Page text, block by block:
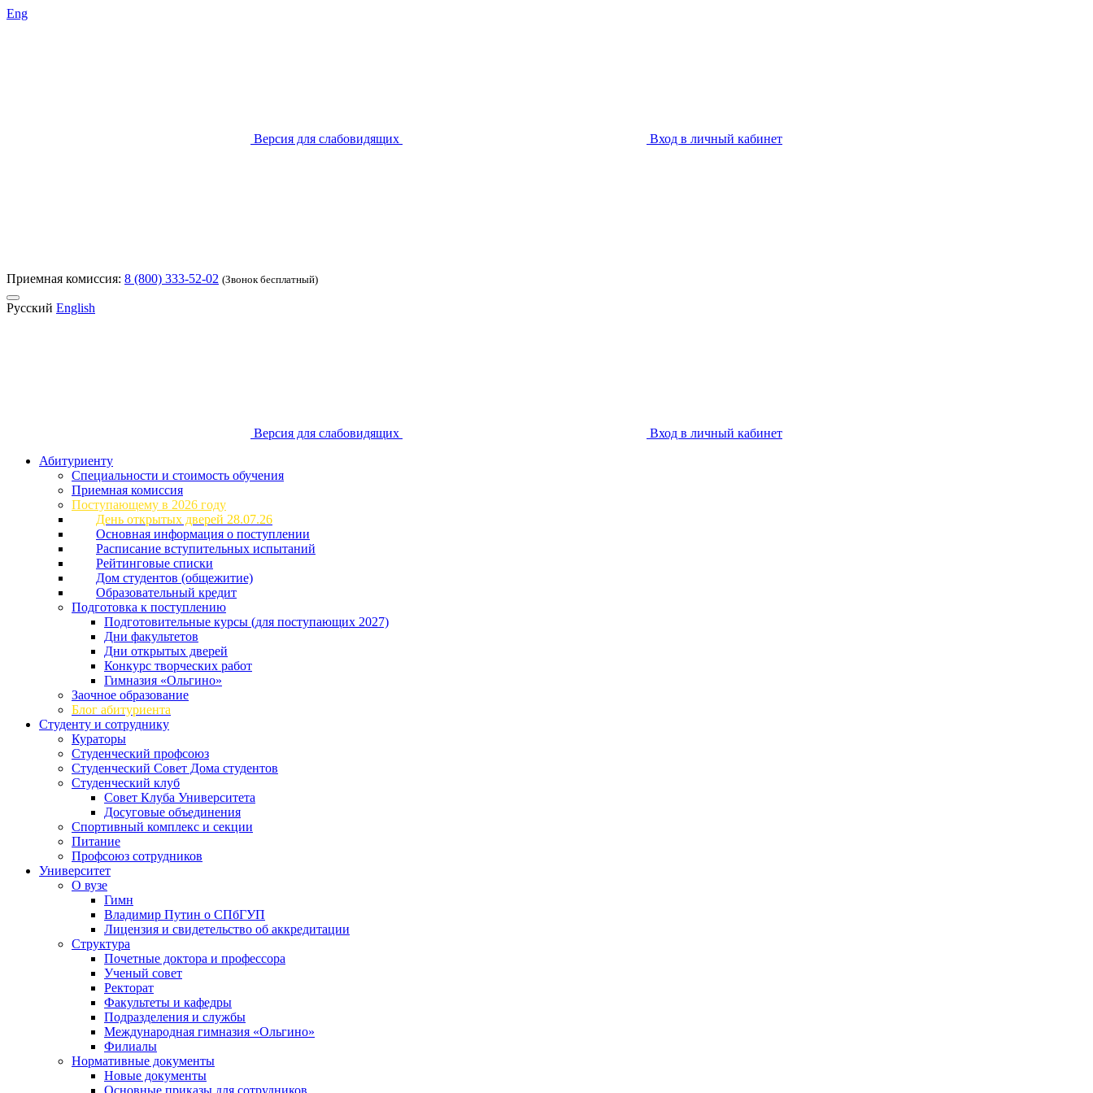
Eng
Версия для слабовидящих Вход в личный кабинет
Приемная комиссия: 8 (800) 333-52-02 (Звонок бесплатный)
Русский English
Версия для слабовидящих
Вход в личный кабинет
Абитуриенту
Специальности и стоимость обучения
Приемная комиссия
Поступающему в 2026 году
День открытых дверей 28.07.26
Основная информация о поступлении
Расписание вступительных испытаний
Рейтинговые списки
Дом студентов (общежитие)
Образовательный кредит
Подготовка к поступлению
Подготовительные курсы (для поступающих 2027)
Дни факультетов
Дни открытых дверей
Конкурс творческих работ
Гимназия «Ольгино»
Заочное образование
Блог абитуриента
Студенту и сотруднику
Кураторы
Студенческий профсоюз
Студенческий Совет Дома студентов
Студенческий клуб
Совет Клуба Университета
Досуговые объединения
Спортивный комплекс и секции
Питание
Профсоюз сотрудников
Университет
О вузе
Гимн
Владимир Путин о СПбГУП
Лицензия и свидетельство об аккредитации
Структура
Почетные доктора и профессора
Ученый совет
Ректорат
Факультеты и кафедры
Подразделения и службы
Международная гимназия «Ольгино»
Филиалы
Нормативные документы
Новые документы
Основные приказы для сотрудников